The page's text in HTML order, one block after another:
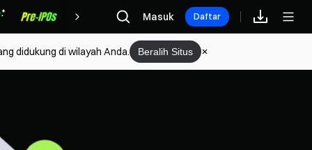
HadiahMasuk Daftar
didukung di wilayah Anda. Beralih Situs